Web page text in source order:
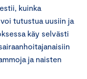
kuinka
tutustua uusiin ja
käy selvästi
ja naisten